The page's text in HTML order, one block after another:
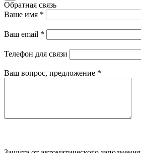
Обратная связь
Ваше имя *
Ваш email *
Телефон для связи
Ваш вопрос, предложение *